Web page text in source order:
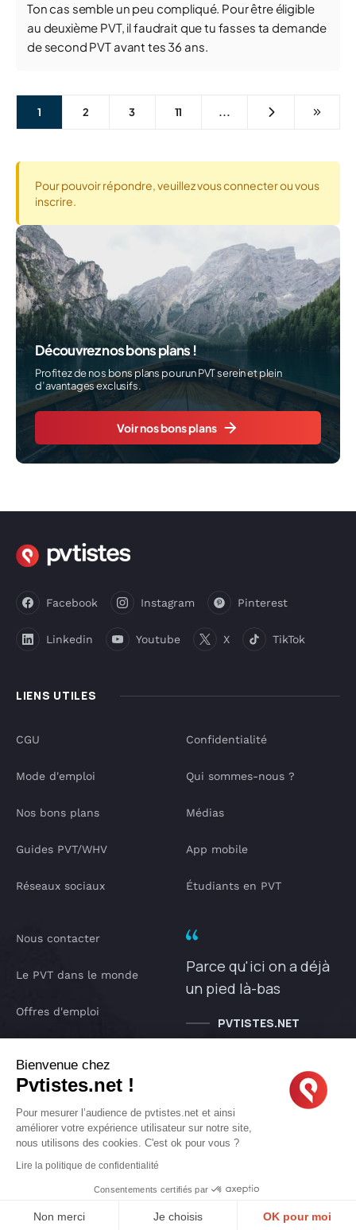
Ton cas semble un peu compliqué. Pour être éligible
au deuxième PVT, il faudrait que tu fasses ta demande
de second PVT avant tes 36 ans.
1 2 3 11 ...
Pour pouvoir répondre, veuillez vous connecter ou vous
inscrire.
Découvrez nos bons plans !
Profitez de nos bons plans pour un PVT serein et plein
d’avantages exclusifs.
Voir nos bons plans
LIENS UTILES
Facebook Instagram Pinterest
Linkedin Youtube X TikTok
CGU
Mode d'emploi
Nos bons plans
Guides PVT/WHV
Réseaux sociaux
Confidentialité
Qui sommes-nous ?
Médias
App mobile
Étudiants en PVT
Nous contacter
Le PVT dans le monde
Offres d'emploi
IA pvtistes
Parce qu'ici on a déjà
un pied là-bas
PVTISTES.NET
Copyright © 2005-2026 pvtistes.net
Bienvenue chez
Pvtistes.net !
Pour mesurer l’audience de pvtistes.net et ainsi
améliorer votre expérience utilisateur sur notre site,
nous utilisons des cookies. C'est ok pour vous ?
Lire la politique de confidentialité
Consentements certifiés par
Non merci Je choisis OK pour moi